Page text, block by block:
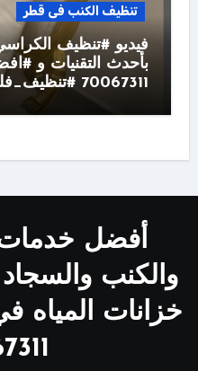
تنظيف الكنب فى قطر
فيديو #تنظيف
بأحدث التقنيات و
70067311 #تنظيف_فلل #qatar #شركه
أفضل
والكنب
خزانات المياه